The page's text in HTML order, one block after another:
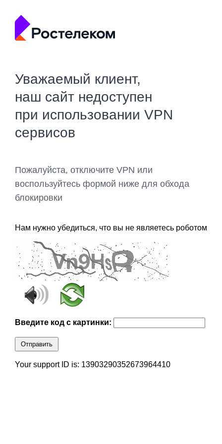
Уважаемый клиент,
наш сайт недоступен
при использовании VPN
сервисов
Пожалуйста, отключите VPN или
воспользуйтесь формой ниже для обхода
блокировки
Нам нужно убедиться, что вы не являетесь роботом
Введите код с картинки:
Отправить
Your support ID is: 13903290352673964410